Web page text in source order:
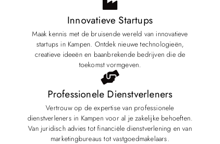
Innovatieve Startups
Maak kennis met de bruisende wereld van innovatieve
startups in Kampen. Ontdek nieuwe technologieën,
creatieve ideeën en baanbrekende bedrijven die de
toekomst vormgeven.
Professionele Dienstverleners
Vertrouw op de expertise van professionele
dienstverleners in Kampen voor al je zakelijke behoeften.
Van juridisch advies tot financiële dienstverlening en van
marketingbureaus tot vastgoedmakelaars.